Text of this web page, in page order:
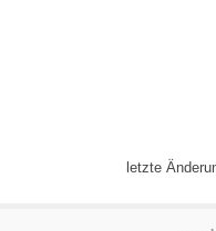
letzte